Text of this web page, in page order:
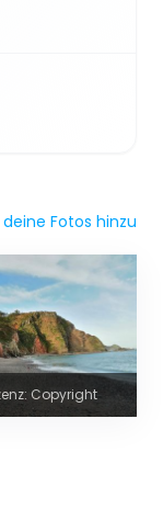
Fotos hinzu
Copyright